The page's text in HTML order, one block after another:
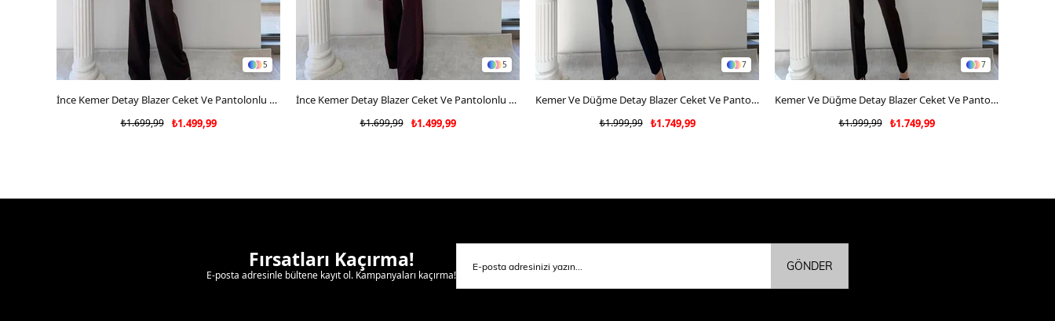
5
SEPETE EKLE
İnce Kemer Detay Blazer Ceket Ve Pantolonlu Kumaş Takım Acı Kahve 2067
₺1.499,99
₺1.699,99
5
SEPETE EKLE
İnce Kemer Detay Blazer Ceket Ve Pantolonlu Kumaş Takım Mürdüm 2067
₺1.499,99
₺1.699,99
7
SEPETE EKLE
Kemer Ve Düğme Detay Blazer Ceket Ve Pantolonlu Double Kumaş İkili Takım Siyah 2077
₺1.749,99
₺1.999,99
7
SEPETE EKLE
Kemer Ve Düğme Detay Blazer Ceket Ve Pantolonlu Double Kumaş İkili Takım Acı Kahve 2077
₺1.749,99
₺1.999,99
Fırsatları Kaçırma!
E-posta adresinle bültene kayıt ol. Kampanyaları kaçırma!
GÖNDER